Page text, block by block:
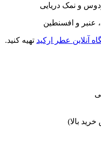
و نمک دریایی
عنبر و افسنطین
آنلاین عطر ارکید تهیه کنید.
بالا)